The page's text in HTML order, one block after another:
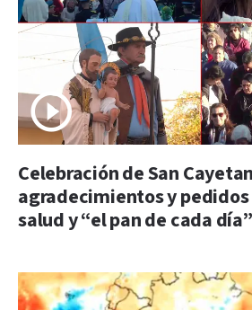
Celebración de San
agradecimientos y
salud y “el pan de cada día”